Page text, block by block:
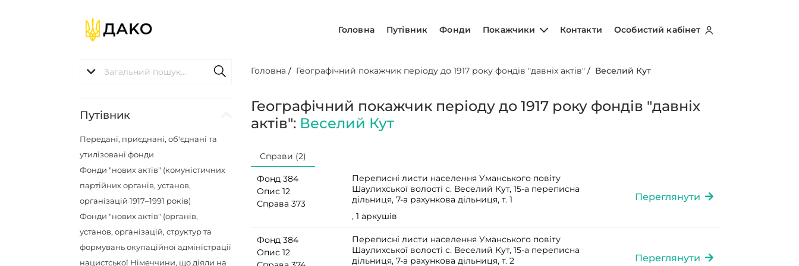
Головна Путівник Фонди Покажчики Контакти Особистий кабінет
Путівник
Передані, приєднані, об'єднані та
утилізовані фонди
Фонди "нових актів" (комуністичних
партійних органів, установ,
організацій 1917–1991 років)
Фонди "нових актів" (органів,
установ, організацій, структур та
формувань окупаційної адміністрації
нацистської Німеччини, що діяли на
Головна / Географічний покажчик періоду до 1917 року фондів "давніх актів" / Веселий Кут
Географічний покажчик періоду до 1917 року фондів "давніх
актів": Веселий Кут
Справи (2)
Фонд 384
Опис 12
Справа 373
Переписні листи населення Уманського повіту
Шаулихської волості с. Веселий Кут, 15-а переписна
дільниця, 7-а рахункова дільниця, т. 1
, 1 аркушів
Переглянути
Фонд 384
Опис 12
Переписні листи населення Уманського повіту
Шаулихської волості с. Веселий Кут, 15-а переписна
дільниця, 7-а рахункова дільниця, т. 2
Переглянути